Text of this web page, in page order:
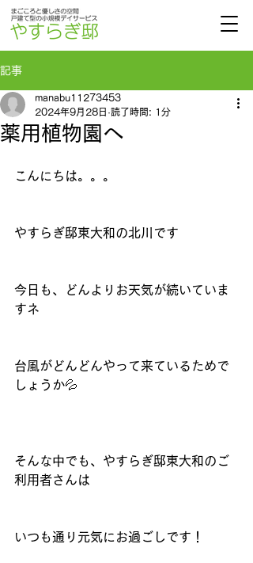
記事
薬用植物園へ
manabu11273453
2024年9月28日 読了時間: 1分
こんにちは。。。
やすらぎ邸東大和の北川です
今日も、どんよりお天気が続いていま
すネ
台風がどんどんやって来ているためで
しょうか💦
そんな中でも、やすらぎ邸東大和のご
利用者さんは
いつも通り元気にお過ごしです！